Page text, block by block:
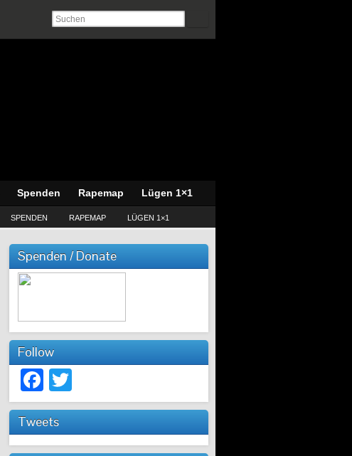
Spenden Rapemap Lügen 1×1
SPENDEN RAPEMAP LÜGEN 1×1
Spenden / Donate
Follow
Facebook
Tweets